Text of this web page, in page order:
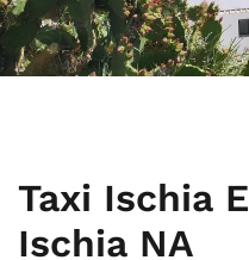
Taxi Ischia
Ischia NA